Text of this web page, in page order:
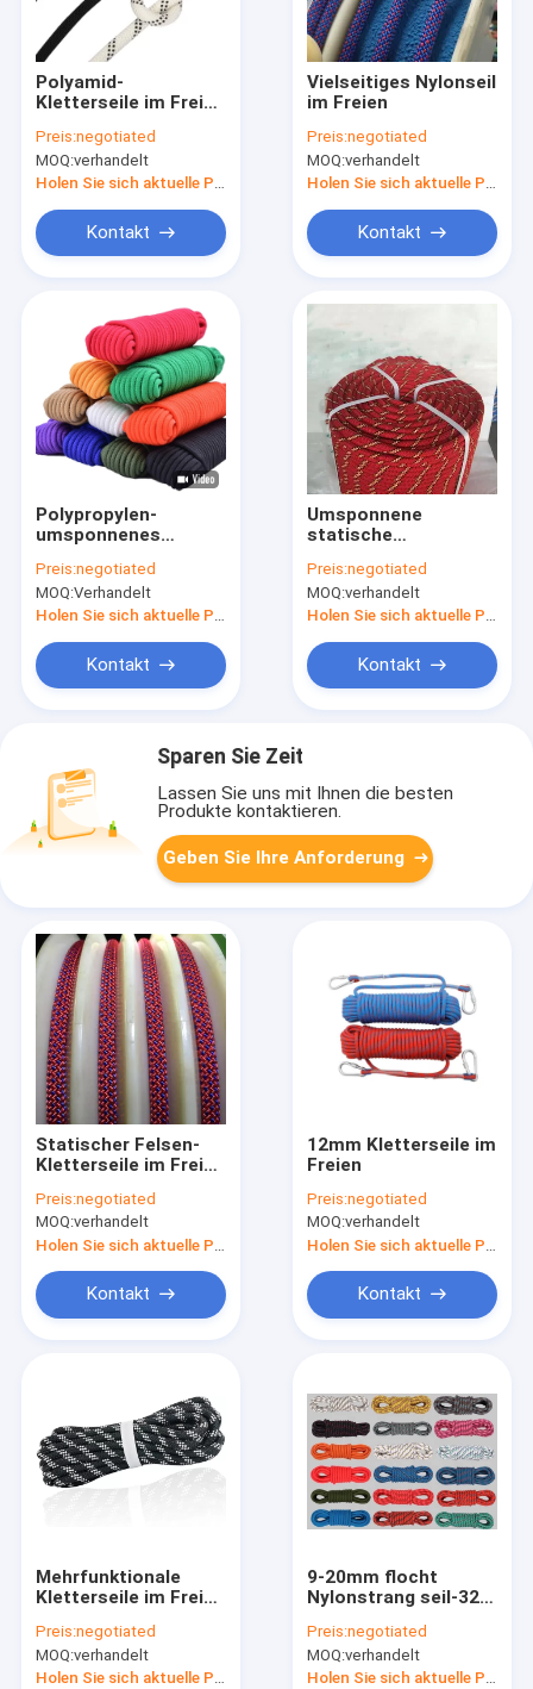
Polyamid-
Kletterseile im Freien
12mm
Preis:negotiated
MOQ:verhandelt
Kontakt
Vielseitiges Nylonseil
im Freien
Preis:negotiated
MOQ:verhandelt
Kontakt
Polypropylen-
umsponnenes
Flaggen-Angel für
Bindungs-Zug-
Schwingen-
Preis:negotiated
MOQ:Verhandelt
Holen Sie sich aktuelle Preis
Kontakt
Umsponnene
statische
Kernmantle im Freien
9mm-14mm
48strands
Preis:negotiated
MOQ:verhandelt
Holen Sie sich aktuelle Preis
Kontakt
Sparen Sie Zeit
Lassen Sie uns mit Ihnen die besten
Produkte kontaktieren.
Geben Sie Ihre Anforderung
Statischer Felsen-
Kletterseile im Freien
Preis:negotiated
MOQ:verhandelt
Kontakt
12mm Kletterseile im
Freien
Preis:negotiated
MOQ:verhandelt
Kontakt
Mehrfunktionale
Kletterseile im Freien
Klettern
Preis:negotiated
MOQ:verhandelt
Holen Sie sich aktuelle Preis
9-20mm flocht
Nylonstrang seil-32
statisches Seil
Preis:negotiated
MOQ:verhandelt
Holen Sie sich aktuelle Preis